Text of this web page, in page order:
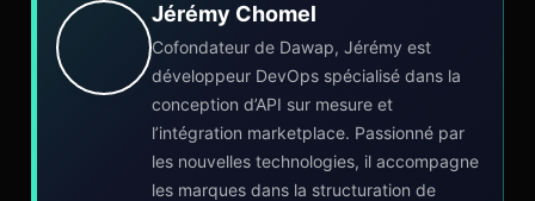
Jérémy Chomel
Cofondateur de Dawap, Jérémy est
développeur DevOps spécialisé dans la
conception d’API sur mesure et
l’intégration marketplace. Passionné par
les nouvelles technologies, il accompagne
les marques dans la structuration de